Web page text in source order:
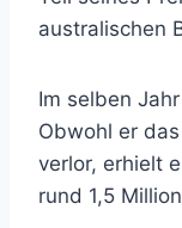
australischen
Im selben
Obwohl er
verlor, erhielt
rund 1,5